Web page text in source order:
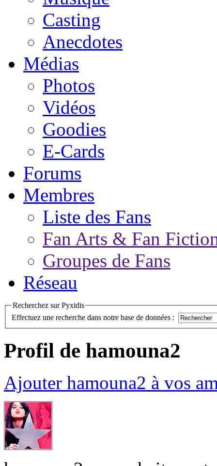
Casting
Anecdotes
Médias
Photos
Vidéos
Goodies
E-Cards
Forums
Membres
Liste des Fans
Fan Arts & Fan
Groupes de Fans
Réseau
Recherchez sur Pyxidis
Effectuez une recherche dans notre base de données :
Profil de hamouna2
Ajouter hamouna2 à vos